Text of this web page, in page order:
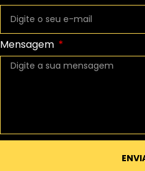
Mensagem